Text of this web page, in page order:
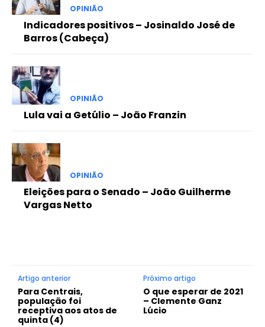
OPINIÃO
Indicadores positivos – Josinaldo José de
Barros (Cabeça)
OPINIÃO
Lula vai a Getúlio – João Franzin
OPINIÃO
Eleições para o Senado – João Guilherme
Vargas Netto
Artigo anterior
Para Centrais,
população foi
receptiva aos atos de
quinta (4)
Próximo artigo
O que esperar de 2021
– Clemente Ganz
Lúcio